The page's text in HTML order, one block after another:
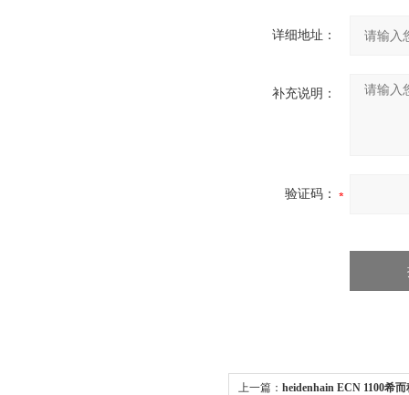
详细地址：
补充说明：
验证码：
上一篇： heidenhain ECN 1100希